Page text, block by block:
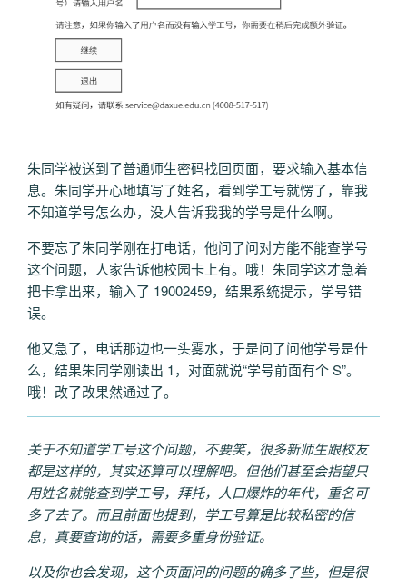
朱同学被送到了普通师生密码找回页面，要求输入基本信
息。朱同学开心地填写了姓名，看到学工号就愣了，靠我
不知道学号怎么办，没人告诉我我的学号是什么啊。
不要忘了朱同学刚在打电话，他问了问对方能不能查学号
这个问题，人家告诉他校园卡上有。哦！朱同学这才急着
把卡拿出来，输入了 19002459，结果系统提示，学号错
误。
他又急了，电话那边也一头雾水，于是问了问他学号是什
么，结果朱同学刚读出 1，对面就说“学号前面有个 S”。
哦！改了改果然通过了。
关于不知道学工号这个问题，不要笑，很多新师生跟校友
都是这样的，其实还算可以理解吧。但他们甚至会指望只
用姓名就能查到学工号，拜托，人口爆炸的年代，重名可
多了去了。而且前面也提到，学工号算是比较私密的信
息，真要查询的话，需要多重身份验证。
以及你也会发现，这个页面问的问题的确多了些，但是很